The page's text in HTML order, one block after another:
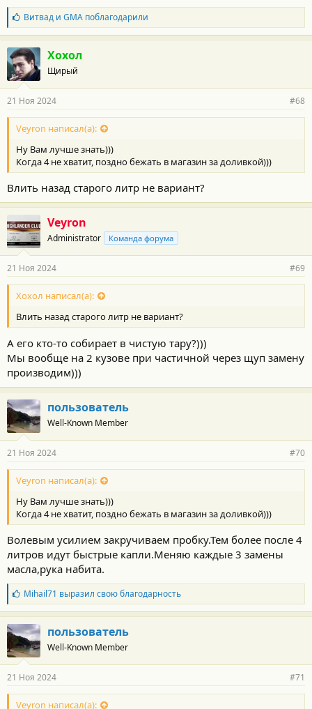
Б
л
а
г
о
д
а
н
о
с
и
:
Витвади GMAпоблагодарили
Хохол
Щирый
21 Ноя 2024 #68
Veyron написал(а):
Ну Вам лучше знать)))
Когда 4 не хватит, поздно бежать в магазин за доливкой)))
Влить назад старого литр не вариант?
Veyron
Administrator Команда форума
21 Ноя 2024 #69
Хохол написал(а):
Влить назад старого литр не вариант?
А его кто-то собирает в чистую тару?)))
Мы вообще на 2 кузове при частичной через щуп замену
производим)))
пользователь
Well-Known Member
21 Ноя 2024 #70
Veyron написал(а):
Ну Вам лучше знать)))
Когда 4 не хватит, поздно бежать в магазин за доливкой)))
Волевым усилием закручиваем пробку.Тем более после 4
литров идут быстрые капли.Меняю каждые 3 замены
масла,рука набита.
Б
л
а
г
о
д
а
н
о
с
Mihail71 выразил свою благодарность
пользователь
Well-Known Member
21 Ноя 2024 #71
Veyron написал(а):